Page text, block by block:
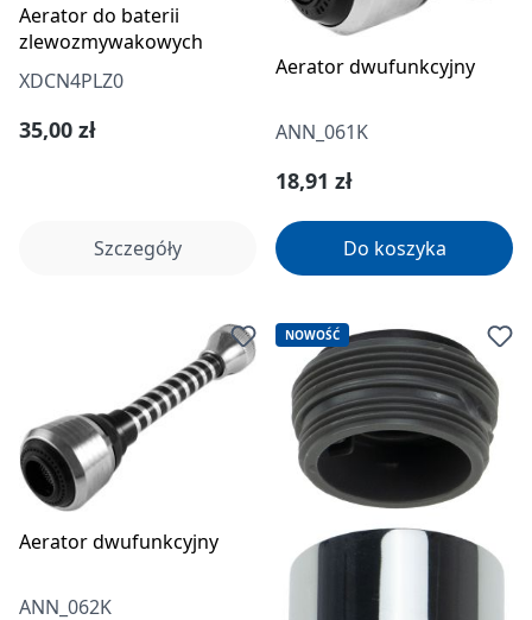
Aerator do baterii
zlewozmywakowych
XDCN4PLZ0
Cena regularna:
35,00 zł
Szczegóły
Aerator dwufunkcyjny
ANN_061K
Cena regularna:
18,91 zł
Do koszyka
Aerator dwufunkcyjny
ANN_062K
NOWOŚĆ